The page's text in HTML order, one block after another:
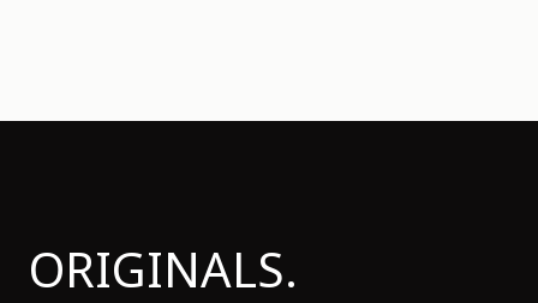
ORIGINALS.